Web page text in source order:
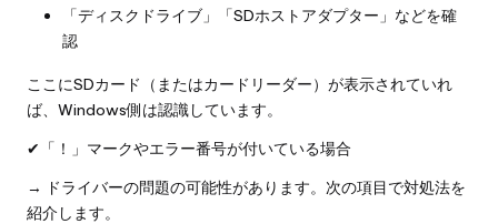
「ディスクドライブ」「SDホストアダプター」などを確
認
ここにSDカード（またはカードリーダー）が表示されていれ
ば、Windows側は認識しています。
✔「！」マークやエラー番号が付いている場合
→ ドライバーの問題の可能性があります。次の項目で対処法を
紹介します。